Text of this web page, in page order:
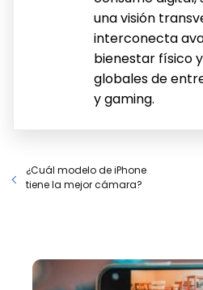
una visión
interconecta
bienestar físico
globales de
y gaming.
¿Cuál modelo de iPhone
tiene la mejor cámara?